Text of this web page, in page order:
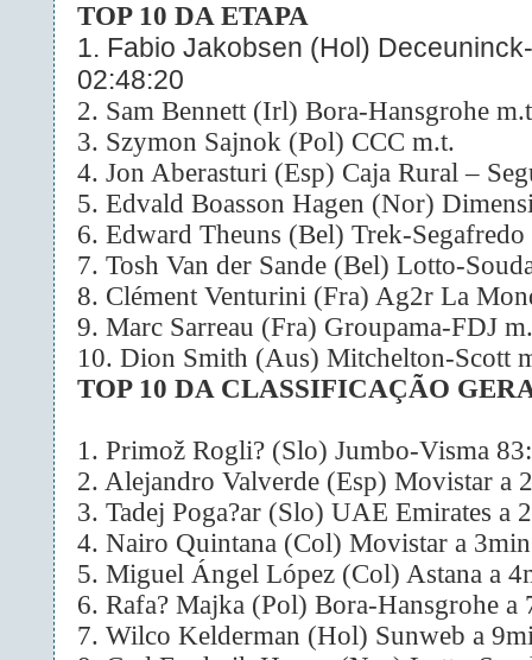
TOP 10 DA ETAPA
1. Fabio Jakobsen (Hol)
02:48:20
2. Sam Bennett (Irl) Bora-Hansgrohe
3. Szymon Sajnok (Pol) CCC m.t.
4. Jon Aberasturi (Esp) Caja Rural –
5. Edvald Boasson Hagen (Nor)
6. Edward Theuns (Bel) Trek-Segafredo
7. Tosh Van der Sande (Bel) Lotto-
8. Clément Venturini (Fra) Ag2r La
9. Marc Sarreau (Fra) Groupama-FDJ
10. Dion Smith (Aus) Mitchelton-Scott
TOP 10 DA CLASSIFICAÇÃO
1. Primož Rogli? (Slo) Jumbo-Visma
2. Alejandro Valverde (Esp) Movistar a
3. Tadej Poga?ar (Slo) UAE Emirates a
4. Nairo Quintana (Col) Movistar a
5. Miguel Ángel López (Col) Astana a
6. Rafa? Majka (Pol) Bora-Hansgrohe a
7. Wilco Kelderman (Hol) Sunweb a